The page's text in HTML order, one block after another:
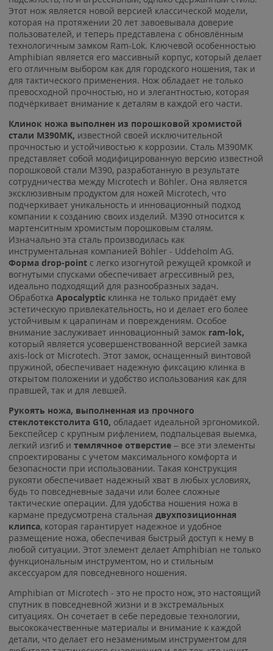
Этот нож является новой версией классической модели,
которая на протяжении 20 лет завоевывала доверие
пользователей, и теперь представлена с обновлённым
технологичным замком Ram-Lok. Ключевой особенностью
Amphibian является его массивный корпус, который делает
его отличным выбором как для городского ношения, так и
для тактического применения. Нож обладает не только
превосходной прочностью, но и элегантностью, которая
подчёркивает внимание к деталям в каждой его части.
Клинок ножа выполнен из порошковой хромистой
стали M390MK, известной своей исключительной
прочностью и устойчивостью к коррозии. Сталь M390MK
представляет собой модифицированную версию известной
порошковой стали M390, разработанную в результате
сотрудничества между Microtech и Böhler. Она является
эксклюзивным продуктом для ножей Microtech, что
подчеркивает уникальность и инновационный подход
компании к созданию своих изделий. M390 относится к
мартенситным хромистым порошковым сталям.
Изначально эта сталь производилась как
инструментальная компанией Böhler - Uddeholm AG.
Форма drop-point с легко изогнутой режущей кромкой и
вогнутыми спусками обеспечивает агрессивный рез,
идеально подходящий для разнообразных задач.
Обработка Apocalyptic клинка не только придаёт ему
эстетическую привлекательность, но и делает его более
устойчивым к царапинам и повреждениям. Особое
внимание заслуживает инновационный замок ram-lok,
который является усовершенствованной версией замка
axis-lock от Microtech. Этот замок, оснащенный винтовой
пружиной, обеспечивает надежную фиксацию клинка в
открытом положении и удобство использования как для
правшей, так и для левшей.
Рукоять ножа, выполненная из прочного
стеклотекстолита G10, обладает идеальной эргономикой.
Бекспейсер с крупным рифлением, подпальцевая выемка,
легкий изгиб и темлячное отверстие – все эти элементы
спроектированы с учетом максимального комфорта и
безопасности при использовании. Такая конструкция
рукояти обеспечивает надежный хват в любых условиях,
будь то повседневные задачи или более сложные
тактические операции. Для удобства ношения ножа в
кармане предусмотрена стальная двухпозиционная
клипса, которая гарантирует надежное и удобное
размещение ножа, обеспечивая быстрый доступ к нему в
любой ситуации. Этот элемент делает Amphibian не только
функциональным инструментом, но и стильным
аксессуаром для повседневного ношения.
Amphibian от Microtech - это не просто нож, это настоящий
спутник в повседневной жизни и в экстремальных
ситуациях. Он сочетает в себе передовые технологии,
высококачественные материалы и внимание к каждой
детали, что делает его незаменимым инструментом для